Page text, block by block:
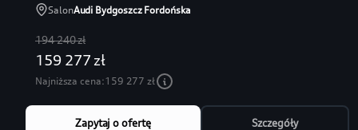
SalonAudi Bydgoszcz Fordońska
194 240 zł
159 277 zł
Najniższa cena:159 277 zł
Zapytaj o ofertę Szczegóły